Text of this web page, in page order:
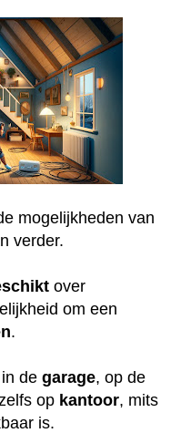
mogelijkheden van
verder.
over
om een
.
in de garage, op de
op kantoor, mits
is.